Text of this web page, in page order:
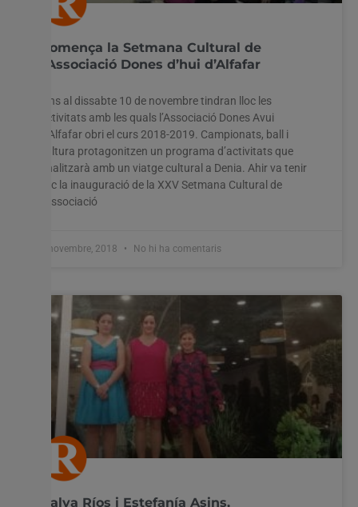
Comença la Setmana Cultural de
l’Associació Dones d’hui d’Alfafar
Fins al dissabte 10 de novembre tindran lloc les
activitats amb les quals l’Associació Dones Avui
d’Alfafar obri el curs 2018-2019. Campionats, ball i
cultura protagonitzen un programa d’activitats que
finalitzarà amb un viatge cultural a Denia. Ahir va tenir
lloc la inauguració de la XXV Setmana Cultural de
l’Associació
6 novembre, 2018 No hi ha comentaris
Dalya Ríos i Estefanía Asins,